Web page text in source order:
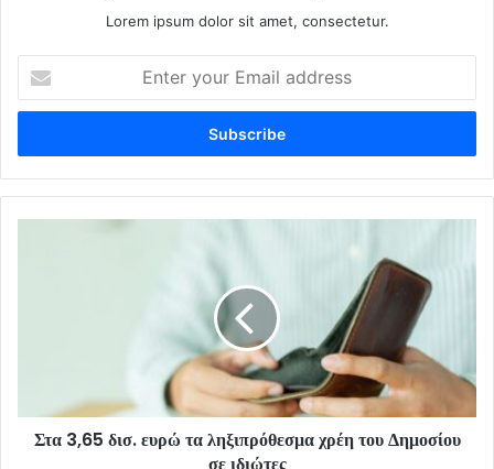
Lorem ipsum dolor sit amet, consectetur.
your
Email
Στα 3,65 δισ. ευρώ τα ληξιπρόθεσμα χρέη του Δημοσίου
σε ιδιώτες